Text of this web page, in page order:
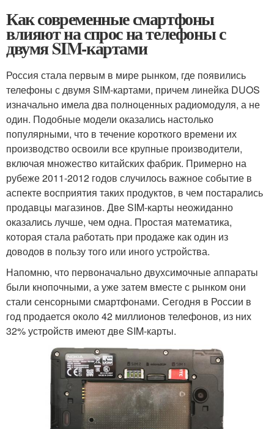
Как современные смартфоны
влияют на спрос на телефоны с
двумя SIM-картами
Россия стала первым в мире рынком, где появились
телефоны с двумя SIM-картами, причем линейка DUOS
изначально имела два полноценных радиомодуля, а не
один. Подобные модели оказались настолько
популярными, что в течение короткого времени их
производство освоили все крупные производители,
включая множество китайских фабрик. Примерно на
рубеже 2011-2012 годов случилось важное событие в
аспекте восприятия таких продуктов, в чем постарались
продавцы магазинов. Две SIM-карты неожиданно
оказались лучше, чем одна. Простая математика,
которая стала работать при продаже как один из
доводов в пользу того или иного устройства.
Напомню, что первоначально двухсимочные аппараты
были кнопочными, а уже затем вместе с рынком они
стали сенсорными смартфонами. Сегодня в России в
год продается около 42 миллионов телефонов, из них
32% устройств имеют две SIM-карты.